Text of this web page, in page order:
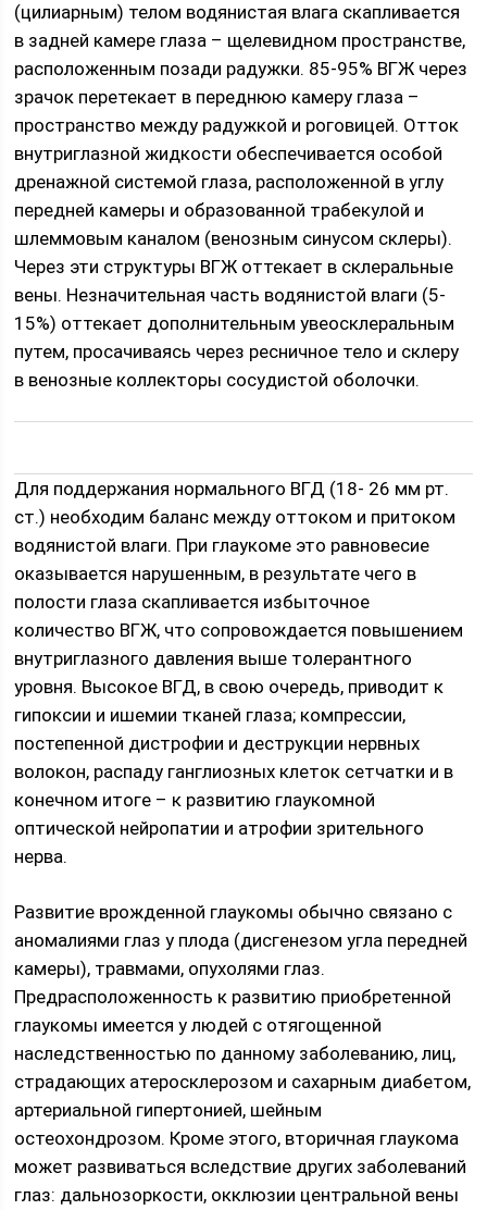
(цилиарным) телом водянистая влага скапливается
в задней камере глаза – щелевидном пространстве,
расположенным позади радужки. 85-95% ВГЖ через
зрачок перетекает в переднюю камеру глаза –
пространство между радужкой и роговицей. Отток
внутриглазной жидкости обеспечивается особой
дренажной системой глаза, расположенной в углу
передней камеры и образованной трабекулой и
шлеммовым каналом (венозным синусом склеры).
Через эти структуры ВГЖ оттекает в склеральные
вены. Незначительная часть водянистой влаги (5-
15%) оттекает дополнительным увеосклеральным
путем, просачиваясь через ресничное тело и склеру
в венозные коллекторы сосудистой оболочки.
Для поддержания нормального ВГД (18- 26 мм рт.
ст.) необходим баланс между оттоком и притоком
водянистой влаги. При глаукоме это равновесие
оказывается нарушенным, в результате чего в
полости глаза скапливается избыточное
количество ВГЖ, что сопровождается повышением
внутриглазного давления выше толерантного
уровня. Высокое ВГД, в свою очередь, приводит к
гипоксии и ишемии тканей глаза; компрессии,
постепенной дистрофии и деструкции нервных
волокон, распаду ганглиозных клеток сетчатки и в
конечном итоге – к развитию глаукомной
оптической нейропатии и атрофии зрительного
нерва.
Развитие врожденной глаукомы обычно связано с
аномалиями глаз у плода (дисгенезом угла передней
камеры), травмами, опухолями глаз.
Предрасположенность к развитию приобретенной
глаукомы имеется у людей с отягощенной
наследственностью по данному заболеванию, лиц,
страдающих атеросклерозом и сахарным диабетом,
артериальной гипертонией, шейным
остеохондрозом. Кроме этого, вторичная глаукома
может развиваться вследствие других заболеваний
глаз: дальнозоркости, окклюзии центральной вены